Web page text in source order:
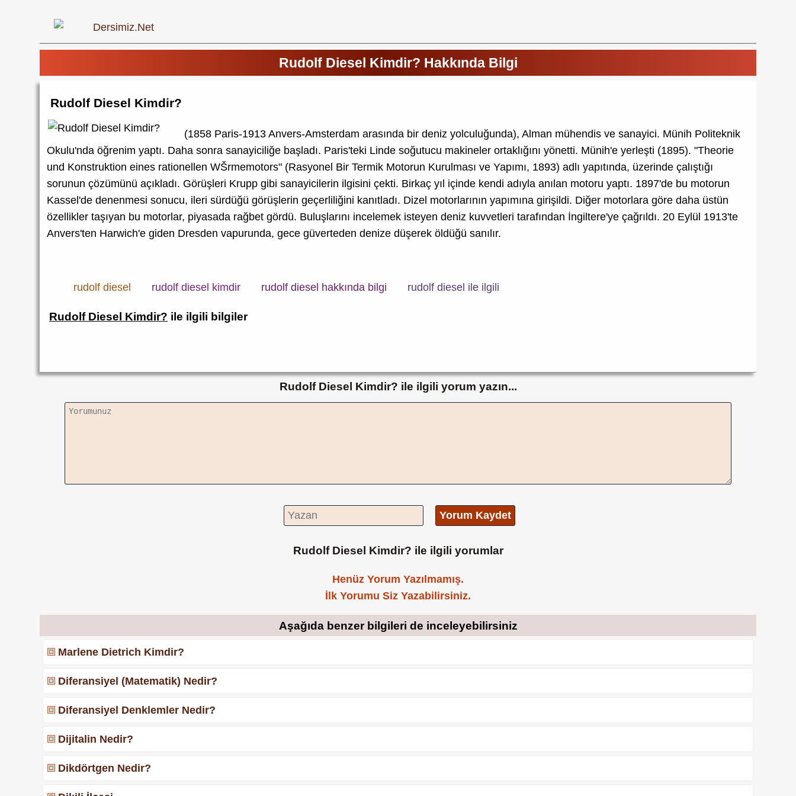
Rudolf Diesel Kimdir? Hakkında Bilgi
Rudolf Diesel Kimdir?
(1858 Paris-1913 Anvers-Amsterdam arasında bir deniz yolculuğunda), Alman mühendis ve sanayici. Münih Politeknik
Okulu'nda öğrenim yaptı. Daha sonra sanayiciliğe başladı. Paris'teki Linde soğutucu makineler ortaklığını yönetti. Münih'e yerleşti (1895). "Theorie
und Konstruktion eines rationellen WŠrmemotors" (Rasyonel Bir Termik Motorun Kurulması ve Yapımı, 1893) adlı yapıtında, üzerinde çalıştığı
sorunun çözümünü açıkladı. Görüşleri Krupp gibi sanayicilerin ilgisini çekti. Birkaç yıl içinde kendi adıyla anılan motoru yaptı. 1897'de bu motorun
Kassel'de denenmesi sonucu, ileri sürdüğü görüşlerin geçerliliğini kanıtladı. Dizel motorlarının yapımına girişildi. Diğer motorlara göre daha üstün
özellikler taşıyan bu motorlar, piyasada rağbet gördü. Buluşlarını incelemek isteyen deniz kuvvetleri tarafından İngiltere'ye çağrıldı. 20 Eylül 1913'te
Anvers'ten Harwich'e giden Dresden vapurunda, gece güverteden denize düşerek öldüğü sanılır.
rudolf diesel rudolf diesel kimdir rudolf diesel hakkında bilgi rudolf diesel ile ilgili
Rudolf Diesel Kimdir? ile ilgili bilgiler
Rudolf Diesel Kimdir? ile ilgili yorum yazın...
Yorum Kaydet
Rudolf Diesel Kimdir? ile ilgili yorumlar
Henüz Yorum Yazılmamış.
İlk Yorumu Siz Yazabilirsiniz.
Aşağıda benzer bilgileri de inceleyebilirsiniz
Marlene Dietrich Kimdir?
Diferansiyel (Matematik) Nedir?
Diferansiyel Denklemler Nedir?
Dijitalin Nedir?
Dikdörtgen Nedir?